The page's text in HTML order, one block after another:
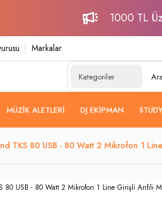
1000 TL
Markalar
MÜZIK ALETLERI DJ EKIPMAN
TKS 80 USB - 80 Watt 2 Mikrofon 1